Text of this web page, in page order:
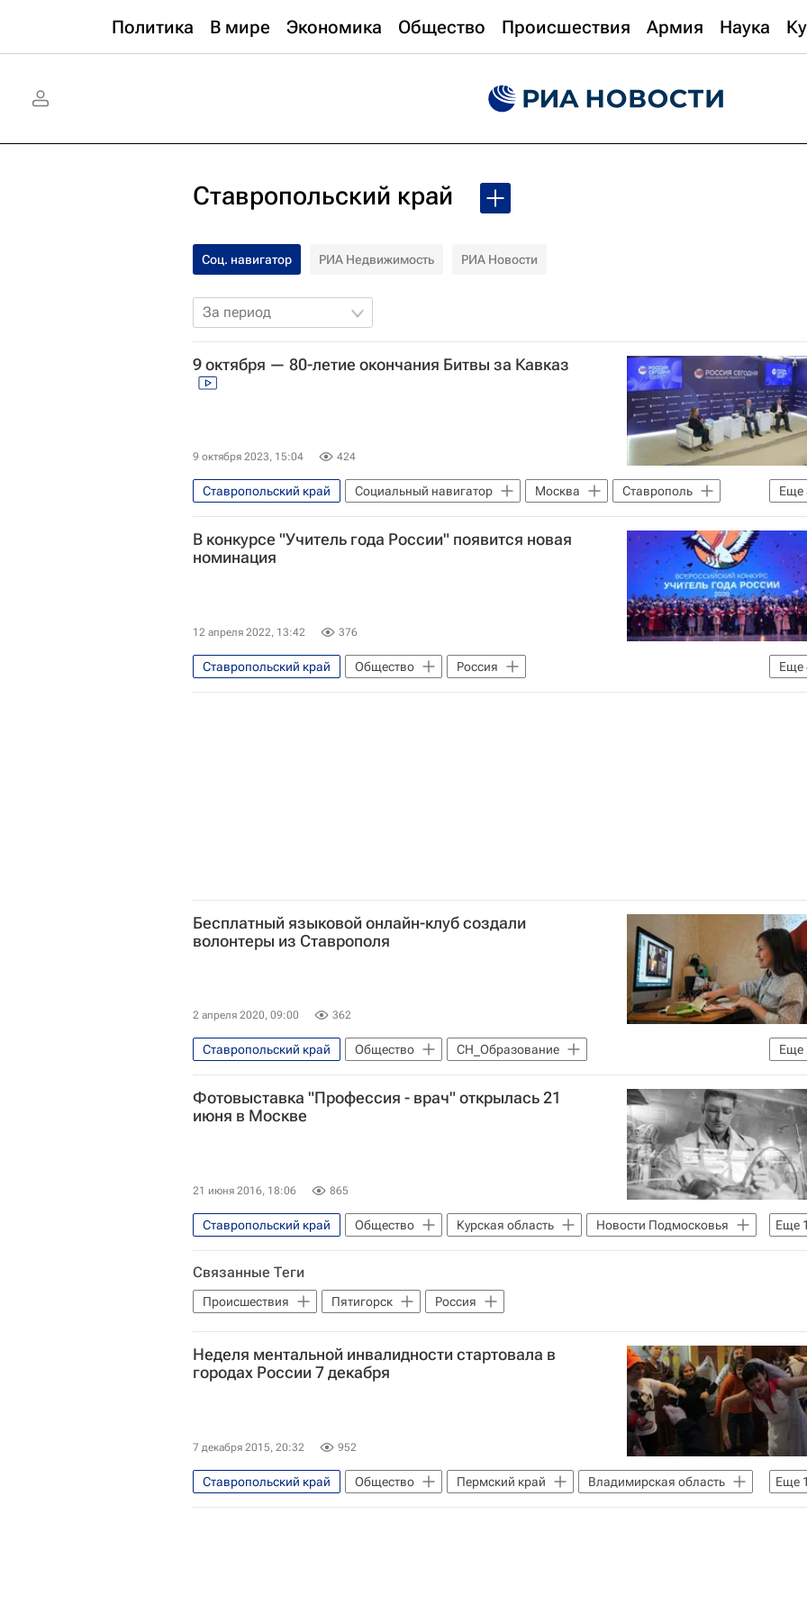
Политика В мире Экономика Общество Происшествия Армия Наука
Ставропольский край
Соц. навигатор РИА Недвижимость РИА Новости
За период
9 октября — 80-летие окончания Битвы за Кавказ
9 октября 2023, 15:04 424
Еще
Ставропольский край Социальный навигатор Москва
Ставрополь
Освобождение. Путь к Победе
Донбасс Кавказ
В конкурсе "Учитель года России" появится новая
номинация
12 апреля 2022, 13:42 376
Еще
Ставропольский край Общество
Россия
Министерство просвещения России (Минпросвещения России)
Бесплатный языковой онлайн-клуб создали
волонтеры из Ставрополя
2 апреля 2020, 09:00 362
Еще
Ставропольский край Общество
СН_Образование
Северо-Кавказский федеральный университет
Социальный навигатор
Фотовыставка "Профессия - врач" открылась 21
июня в Москве
21 июня 2016, 18:06 865
Еще
Ставропольский край Общество Курская область
Новости Подмосковья
Калужская область
Москва Жизнь без преград
Тамбовская область
Казань
Санкт-Петербург
Обнинск
Курск Нижний Новгород
Связанные Теги
Происшествия Пятигорск Россия
Неделя ментальной инвалидности стартовала в
городах России 7 декабря
7 декабря 2015, 20:32 952
Еще
Ставропольский край Общество Пермский край
Владимирская область
Архангельская область
Москва
Жизнь без преград